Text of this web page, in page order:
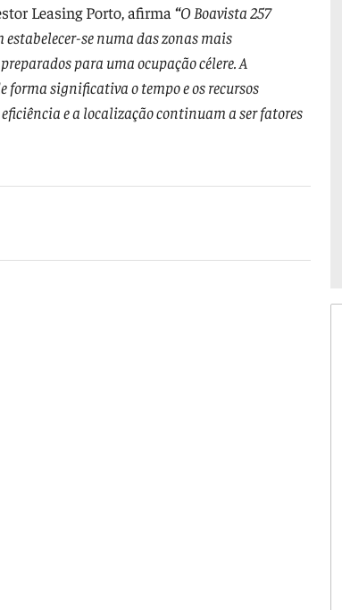
Leasing Porto, afirma“O Boavista 257
numa das zonas mais
para uma ocupação célere. A
forma significativa o tempo e os recursos
e a localização continuam a ser fatores